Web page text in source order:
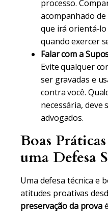
processo.
acompanhado
que irá orientá-
quando exercer
Falar com a
Evite qualquer
ser gravadas e
contra você.
necessária, deve
advogados.
Boas
uma Defesa
Uma defesa técnica e
atitudes proativas
preservação da prova